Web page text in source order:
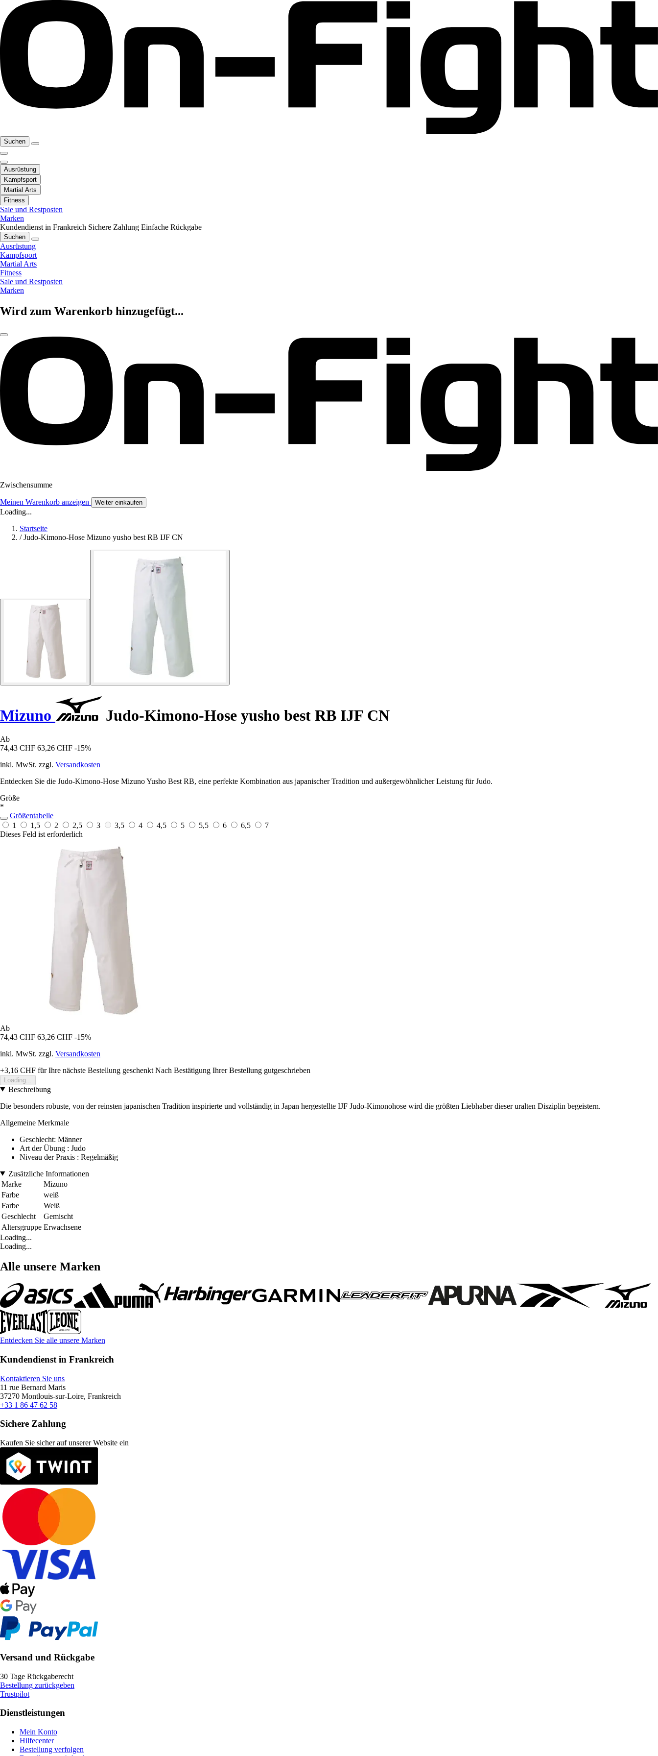
Suchen
Ausrüstung
Kampfsport
Martial Arts
Fitness
Sale und Restposten
Marken
Kundendienst in Frankreich Sichere Zahlung Einfache Rückgabe
Suchen
Ausrüstung
Kampfsport
Martial Arts
Fitness
Sale und Restposten
Marken
Wird zum Warenkorb hinzugefügt...
Zwischensumme
Meinen Warenkorb anzeigen Weiter einkaufen
Loading...
Startseite
/ Judo-Kimono-Hose Mizuno yusho best RB IJF CN
Mizuno Judo-Kimono-Hose yusho best RB IJF CN
Ab
74,43 CHF 63,26 CHF -15%
inkl. MwSt. zzgl. Versandkosten
Entdecken Sie die Judo-Kimono-Hose Mizuno Yusho Best RB, eine perfekte Kombination aus japanischer Tradition und außergewöhnlicher Leistung für Judo.
Größe
*
Größentabelle
1
1,5 2 2,5 3 3,5 4 4,5 5 5,5 6 6,5
7
Dieses Feld ist erforderlich
Ab
74,43 CHF 63,26 CHF -15%
inkl. MwSt. zzgl. Versandkosten
+3,16 CHF für Ihre nächste Bestellung geschenkt Nach Bestätigung Ihrer Bestellung gutgeschrieben
Loading...
Beschreibung
Die besonders robuste, von der reinsten japanischen Tradition inspirierte und vollständig in Japan hergestellte IJF Judo-Kimonohose wird die größten Liebhaber dieser uralten Disziplin begeistern.
Allgemeine Merkmale
Geschlecht: Männer
Art der Übung : Judo
Niveau der Praxis : Regelmäßig
Zusätzliche Informationen
Marke
Mizuno
Farbe
weiß
Farbe
Weiß
Geschlecht
Gemischt
Altersgruppe Erwachsene
Loading...
Loading...
Alle unsere Marken
Entdecken Sie alle unsere Marken
Kundendienst in Frankreich
Kontaktieren Sie uns
11 rue Bernard Maris
37270 Montlouis-sur-Loire, Frankreich
+33 1 86 47 62 58
Sichere Zahlung
Kaufen Sie sicher auf unserer Website ein
Versand und Rückgabe
30 Tage Rückgaberecht
Bestellung zurückgeben
Trustpilot
Dienstleistungen
Mein Konto
Hilfecenter
Bestellung verfolgen